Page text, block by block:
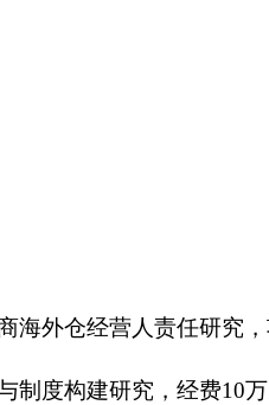
外仓经营人责任研究
制度构建研究，经费10万